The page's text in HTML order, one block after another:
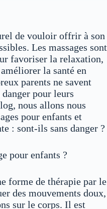
de vouloir offrir à son
Les massages sont
favoriser la relaxation,
la santé en
parents ne savent
danger pour leurs
nous allons nous
pour enfants et
: sont-ils sans danger ?
pour enfants ?
forme de thérapie par le
des mouvements doux,
sur le corps. Il est